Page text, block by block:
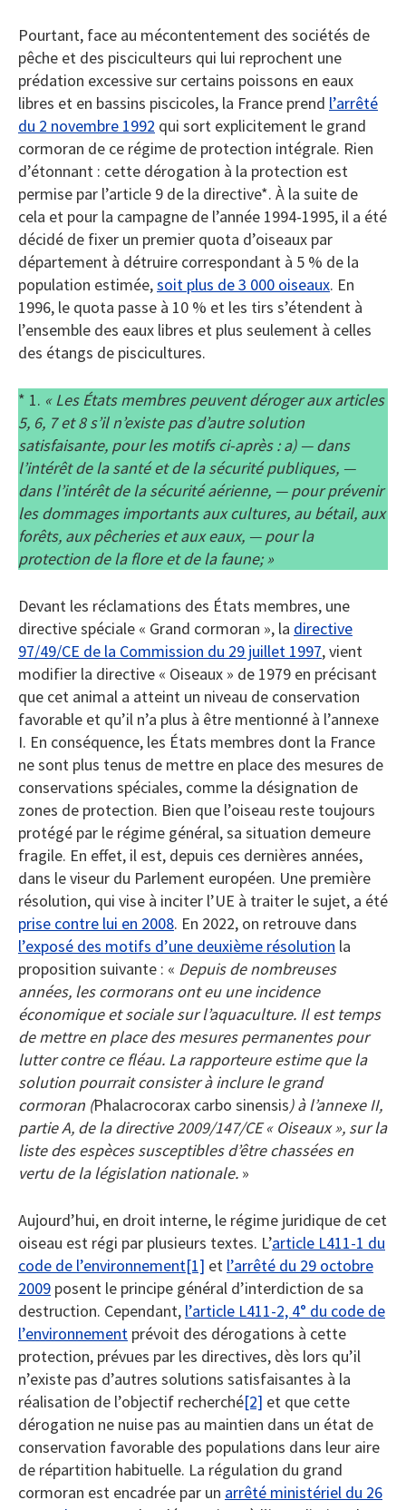
Pourtant, face au mécontentement des sociétés de
pêche et des pisciculteurs qui lui reprochent une
prédation excessive sur certains poissons en eaux
libres et en bassins piscicoles, la France prend l’arrêté
du 2 novembre 1992 qui sort explicitement le grand
cormoran de ce régime de protection intégrale. Rien
d’étonnant : cette dérogation à la protection est
permise par l’article 9 de la directive*. À la suite de
cela et pour la campagne de l’année 1994-1995, il a été
décidé de fixer un premier quota d’oiseaux par
département à détruire correspondant à 5 % de la
population estimée,soit plus de 3 000 oiseaux. En
1996, le quota passe à 10 % et les tirs s’étendent à
l’ensemble des eaux libres et plus seulement à celles
des étangs de piscicultures.
* 1. « Les États membres peuvent déroger aux articles
5, 6, 7 et 8 s’il n’existe pas d’autre solution
satisfaisante, pour les motifs ci-après : a) — dans
l’intérêt de la santé et de la sécurité publiques, —
dans l’intérêt de la sécurité aérienne, — pour prévenir
les dommages importants aux cultures, au bétail, aux
forêts, aux pêcheries et aux eaux, — pour la
protection de la flore et de la faune; »
Devant les réclamations des États membres, une
directive spéciale « Grand cormoran », la directive
97/49/CE de la Commission du 29 juillet 1997, vient
modifier la directive « Oiseaux » de 1979 en précisant
que cet animal a atteint un niveau de conservation
favorable et qu’il n’a plus à être mentionné à l’annexe
I. En conséquence, les États membres dont la France
ne sont plus tenus de mettre en place des mesures de
conservations spéciales, comme la désignation de
zones de protection. Bien que l’oiseau reste toujours
protégé par le régime général, sa situation demeure
fragile. En effet, il est, depuis ces dernières années,
dans le viseur du Parlement européen. Une première
résolution, qui vise à inciter l’UE à traiter le sujet, a été
prise contre lui en 2008. En 2022, on retrouve dans
l’exposé des motifs d’une deuxième résolution la
proposition suivante : « Depuis de nombreuses
années, les cormorans ont eu une incidence
économique et sociale sur l’aquaculture. Il est temps
de mettre en place des mesures permanentes pour
lutter contre ce fléau. La rapporteure estime que la
solution pourrait consister à inclure le grand
cormoran (Phalacrocorax carbo sinensis) à l’annexe II,
partie A, de la directive 2009/147/CE « Oiseaux », sur la
liste des espèces susceptibles d’être chassées en
vertu de la législation nationale. »
Aujourd’hui, en droit interne, le régime juridique de cet
oiseau est régi par plusieurs textes. L’article L411-1 du
code de l’environnement[1] et l’arrêté du 29 octobre
2009 posent le principe général d’interdiction de sa
destruction. Cependant, l’article L411-2, 4° du code de
l’environnement prévoit des dérogations à cette
protection, prévues par les directives, dès lors qu’il
n’existe pas d’autres solutions satisfaisantes à la
réalisation de l’objectif recherché[2] et que cette
dérogation ne nuise pas au maintien dans un état de
conservation favorable des populations dans leur aire
de répartition habituelle. La régulation du grand
cormoran est encadrée par un arrêté ministériel du 26